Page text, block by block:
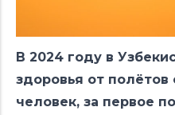
В 2024 году в
здоровья от полётов
человек, за первое